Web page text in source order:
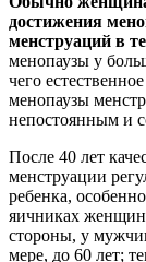
достижения
менструаций в
менопаузы у
чего
менопаузы
непостоянным и
После 40 лет
менструации
ребенка,
яичниках
стороны, у
мере, до 60 лет;